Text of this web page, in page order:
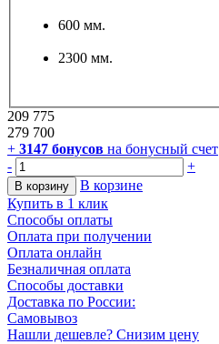
600 мм.
2300 мм.
209 775
279 700
+ 3147 бонусов на бонусный счет
-
+
В корзину
В корзине
Купить в 1 клик
Способы оплаты
Оплата при получении
Оплата онлайн
Безналичная оплата
Способы доставки
Доставка по России:
Самовывоз
Нашли дешевле? Снизим цену